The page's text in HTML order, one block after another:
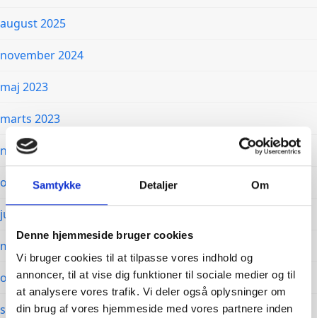
Samtykke Detaljer Om
Denne hjemmeside bruger cookies
Vi bruger cookies til at tilpasse vores indhold og
annoncer, til at vise dig funktioner til sociale medier og til
at analysere vores trafik. Vi deler også oplysninger om
din brug af vores hjemmeside med vores partnere inden
august 2025
november 2024
maj 2023
marts 2023
november 2022
oktober 2022
juni 2022
marts 2022
oktober 2021
september 2021